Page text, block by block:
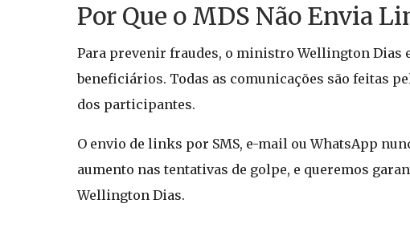
Por Que o MDS Não Envia
Para prevenir fraudes, o ministro Wellington Dias
beneficiários. Todas as comunicações são feitas
dos participantes.
O envio de links por SMS, e-mail ou WhatsApp
aumento nas tentativas de golpe, e queremos
Wellington Dias.